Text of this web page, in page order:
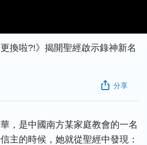
換啦?!》揭開聖經啟示錄神新名
分享
，是中國南方某家庭教會的一名
主的時候，她就從聖經中發現：